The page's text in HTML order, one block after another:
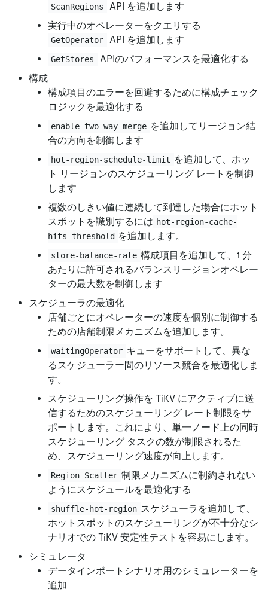
ScanRegions
API を追加します
実行中のオペレーターをクエリする
GetOperator API を追加します
GetStores
APIのパフォーマンスを最適化する
構成
構成項目のエラーを回避するために構成チェック
ロジックを最適化する
enable-two-way-merge を追加してリージョン結
合の方向を制御します
hot-region-schedule-limit を追加して、ホッ
ト リージョンのスケジューリング レートを制御
します
複数のしきい値に連続して到達した場合にホット
スポットを識別するには hot-region-cache-
hits-threshold を追加します。
store-balance-rate 構成項目を追加して、1 分
あたりに許可されるバランスリージョンオペレー
ターの最大数を制御します
スケジューラの最適化
店舗ごとにオペレーターの速度を個別に制御する
ための店舗制限メカニズムを追加します。
waitingOperator キューをサポートして、異な
るスケジューラー間のリソース競合を最適化しま
す。
スケジューリング操作を TiKV にアクティブに送
信するためのスケジューリング レート制限をサ
ポートします。これにより、単一ノード上の同時
スケジューリング タスクの数が制限されるた
め、スケジューリング速度が向上します。
Region Scatter 制限メカニズムに制約されない
ようにスケジュールを最適化する
shuffle-hot-region スケジューラを追加して、
ホットスポットのスケジューリングが不十分なシ
ナリオでの TiKV 安定性テストを容易にします。
シミュレータ
データインポートシナリオ用のシミュレーターを
追加